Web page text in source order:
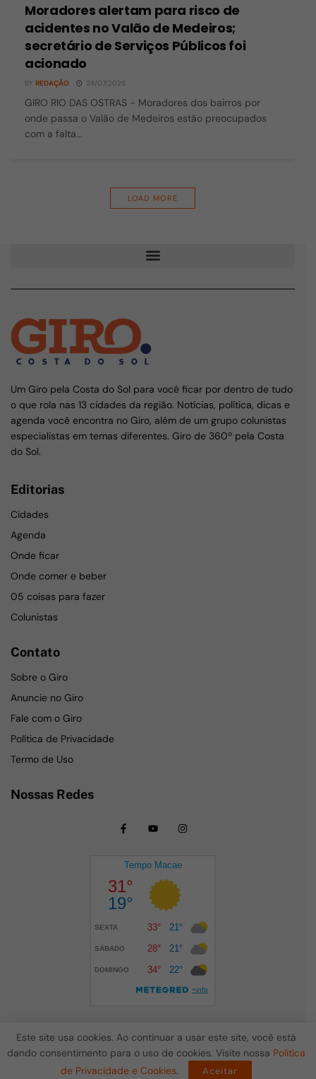
Moradores alertam para risco de
acidentes no Valão de Medeiros;
secretário de Serviços Públicos foi
acionado
BY REDAÇÃO 24/07/2026
GIRO RIO DAS OSTRAS - Moradores dos bairros por
onde passa o Valão de Medeiros estão preocupados
com a falta...
LOAD MORE
Um Giro pela Costa do Sol para você ficar por dentro de tudo
o que rola nas 13 cidades da região. Notícias, política, dicas e
agenda você encontra no Giro, além de um grupo colunistas
especialistas em temas diferentes. Giro de 360º pela Costa
do Sol.
Editorias
Cidades
Agenda
Onde ficar
Onde comer e beber
05 coisas para fazer
Colunistas
Contato
Sobre o Giro
Anuncie no Giro
Fale com o Giro
Política de Privacidade
Termo de Uso
Nossas Redes
Todos os Direitos Reservados ao Giro Costa do Sol © 2024
Este site usa cookies. Ao continuar a usar este site, você está
dando consentimento para o uso de cookies. Visite nossa Política
de Privacidade e Cookies. Aceitar